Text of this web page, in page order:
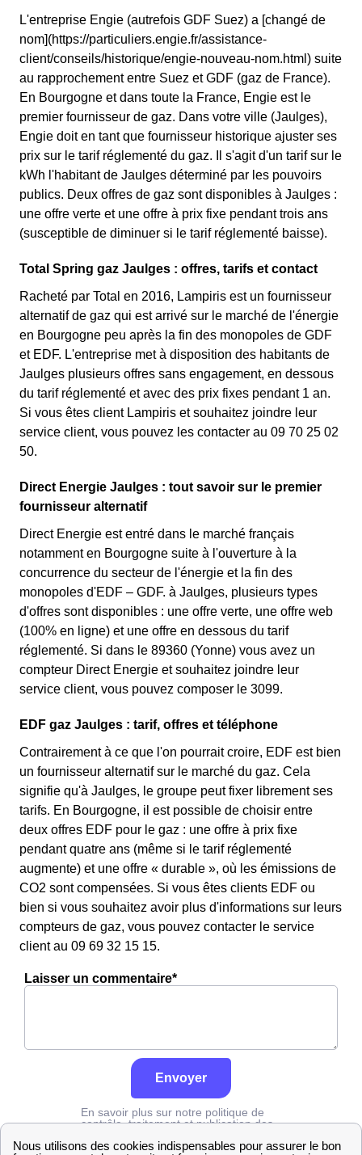
L'entreprise Engie (autrefois GDF Suez) a [changé de
nom](https://particuliers.engie.fr/assistance-
client/conseils/historique/engie-nouveau-nom.html) suite
au rapprochement entre Suez et GDF (gaz de France).
En Bourgogne et dans toute la France, Engie est le
premier fournisseur de gaz. Dans votre ville (Jaulges),
Engie doit en tant que fournisseur historique ajuster ses
prix sur le tarif réglementé du gaz. Il s'agit d'un tarif sur le
kWh l'habitant de Jaulges déterminé par les pouvoirs
publics. Deux offres de gaz sont disponibles à Jaulges :
une offre verte et une offre à prix fixe pendant trois ans
(susceptible de diminuer si le tarif réglementé baisse).
Total Spring gaz Jaulges : offres, tarifs et contact
Racheté par Total en 2016, Lampiris est un fournisseur
alternatif de gaz qui est arrivé sur le marché de l'énergie
en Bourgogne peu après la fin des monopoles de GDF
et EDF. L'entreprise met à disposition des habitants de
Jaulges plusieurs offres sans engagement, en dessous
du tarif réglementé et avec des prix fixes pendant 1 an.
Si vous êtes client Lampiris et souhaitez joindre leur
service client, vous pouvez les contacter au 09 70 25 02
50.
Direct Energie Jaulges : tout savoir sur le premier
fournisseur alternatif
Direct Energie est entré dans le marché français
notamment en Bourgogne suite à l'ouverture à la
concurrence du secteur de l'énergie et la fin des
monopoles d'EDF – GDF. à Jaulges, plusieurs types
d'offres sont disponibles : une offre verte, une offre web
(100% en ligne) et une offre en dessous du tarif
réglementé. Si dans le 89360 (Yonne) vous avez un
compteur Direct Energie et souhaitez joindre leur
service client, vous pouvez composer le 3099.
EDF gaz Jaulges : tarif, offres et téléphone
Contrairement à ce que l'on pourrait croire, EDF est bien
un fournisseur alternatif sur le marché du gaz. Cela
signifie qu'à Jaulges, le groupe peut fixer librement ses
tarifs. En Bourgogne, il est possible de choisir entre
deux offres EDF pour le gaz : une offre à prix fixe
pendant quatre ans (même si le tarif réglementé
augmente) et une offre « durable », où les émissions de
CO2 sont compensées. Si vous êtes clients EDF ou
bien si vous souhaitez avoir plus d'informations sur leurs
compteurs de gaz, vous pouvez contacter le service
client au 09 69 32 15 15.
Laisser un commentaire*
Envoyer
En savoir plus sur notre politique de
contrôle, traitement et publication des